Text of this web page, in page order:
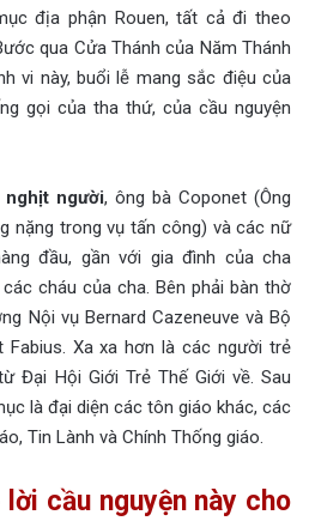
địa phận Rouen, tất cả đi theo
qua Cửa Thánh của Năm Thánh
vi này, buổi lễ mang sắc điệu của
gọi của tha thứ, của cầu nguyện
người, ông bà Coponet (Ông
nặng trong vụ tấn công) và các nữ
đầu, gần với gia đình của cha
cháu của cha. Bên phải bàn thờ
Nội vụ Bernard Cazeneuve và Bộ
Fabius. Xa xa hơn là các người trẻ
Đại Hội Giới Trẻ Thế Giới về. Sau
là đại diện các tôn giáo khác, các
Tin Lành và Chính Thống giáo.
cầu nguyện này cho